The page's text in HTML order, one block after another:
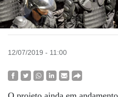
12/07/2019 - 11:00